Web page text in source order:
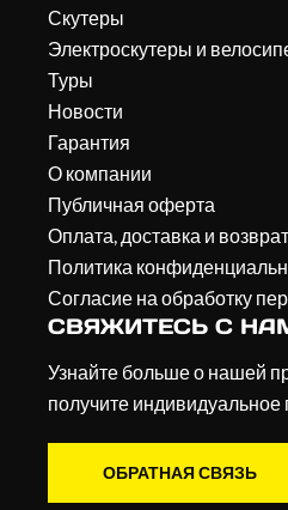
Скутеры
Электроскутеры и
Туры
Новости
Гарантия
О компании
Публичная оферта
Оплата, доставка и возврат
Политика
Согласие на обработку
СВЯЖИТЕСЬ С
Узнайте больше о нашей
получите
ОБРАТНАЯ СВЯЗЬ